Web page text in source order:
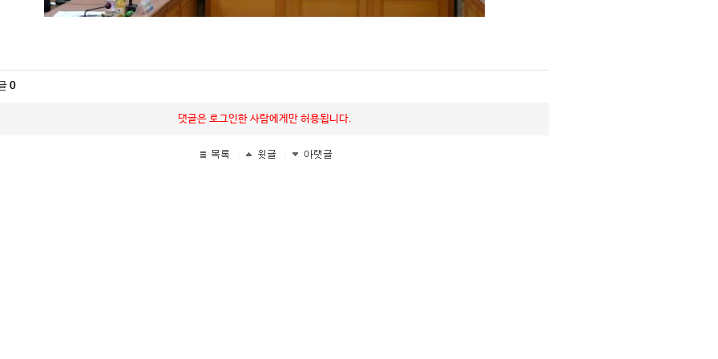
0
댓글은 로그인한 사람에게만 허용됩니다.